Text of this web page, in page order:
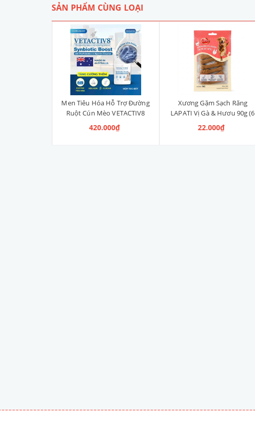
SẢN PHẨM CÙNG LOẠI
Men Tiêu Hóa Hỗ Trợ Đường
Ruột Cún Mèo VETACTIV8
Synbiotic Boost Úc 70g
420.000₫
Xương Gặm Sạch Răng
LAPATI Vị Gà & Hươu 90g (6
Xương)
22.000₫